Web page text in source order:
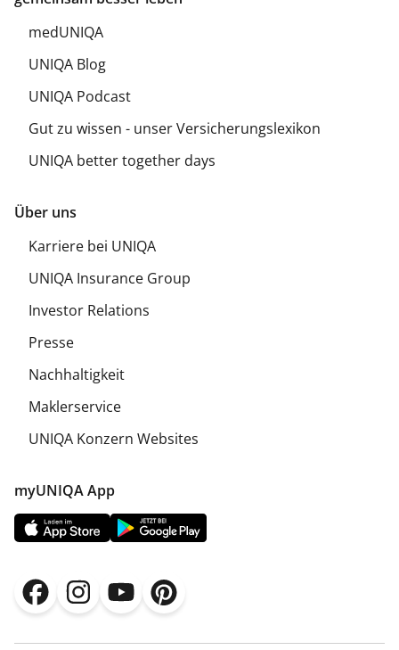
medUNIQA
UNIQA Blog
UNIQA Podcast
Gut zu wissen - unser Versicherungslexikon
UNIQA better together days
Über uns
Karriere bei UNIQA
UNIQA Insurance Group
Investor Relations
Presse
Nachhaltigkeit
Maklerservice
UNIQA Konzern Websites
myUNIQA App